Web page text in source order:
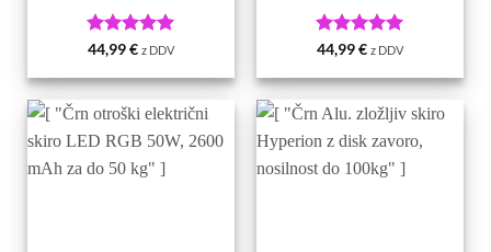
Ocenjeno5
44,99€ z DDV Ocenjeno5
44,99€ z DDV